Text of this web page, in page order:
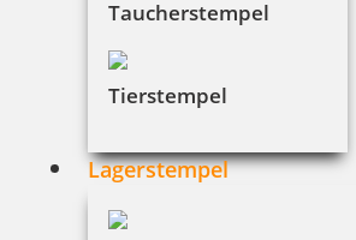
Taucherstempel
Tierstempel
Lagerstempel